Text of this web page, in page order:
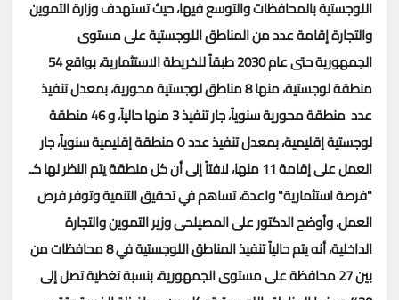
اللوجستية بالمحافظات والتوسع فيها، حيث تستهدف وزارة التموين
والتجارة إقامة عدد من المناطق اللوجستية على مستوى
الجمهورية حتى عام 2030 طبقاً للخريطة الاستثمارية، بواقع 54
منطقة لوجستية، منها 8 مناطق لوجستية محورية، بمعدل تنفيذ
عدد منطقة محورية سنوياً، جار تنفيذ 3 منها حالياً، و 46 منطقة
لوجستية إقليمية، بمعدل تنفيذ عدد ٥ منطقة إقليمية سنوياً، جار
العمل على إقامة 11 منها، لافتاً إلى أن كل منطقة يتم النظر لها كـ
"فرصة استثمارية" واعدة، تساهم في تحقيق التنمية وتوفر فرص
العمل.وأوضح الدكتور على المصيلحى وزير التموين والتجارة
الداخلية، أنه يتم حالياً تنفيذ المناطق اللوجستية في 8 محافظات من
بين 27 محافظة على مستوى الجمهورية، بنسبة تغطية تصل إلى